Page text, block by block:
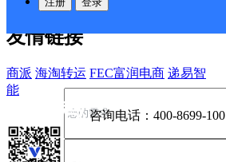
友情链接
商派 海淘转运 FEC富润电商 递易智
能
咨询电话： 400-8699-100